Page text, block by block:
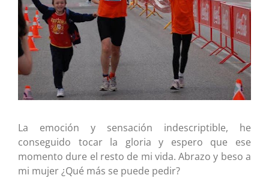
La emoción y sensación indescriptible, he
conseguido tocar la gloria y espero que ese
momento dure el resto de mi vida. Abrazo y beso a
mi mujer ¿Qué más se puede pedir?